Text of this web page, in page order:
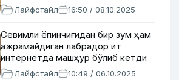
Лайфстайл 16:50 / 08.10.2025
Севимли ёпинчиғидан бир зум ҳам
ажрамайдиган лабрадор ит
интернетда машҳур бўлиб кетди
Лайфстайл 10:49 / 06.10.2025